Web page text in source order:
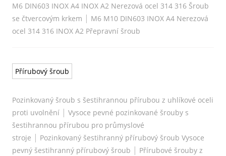
M6 DIN603 INOX A4 INOX A2 Nerezová ocel 314 316 Šroub
se čtvercovým krkem | M6 M10 DIN603 INOX A4 Nerezová
ocel 314 316 INOX A2 Přepravní šroub
Přírubový šroub
Pozinkovaný šroub s šestihrannou přírubou z uhlíkové oceli
proti uvolnění| Vysoce pevné pozinkované šrouby s
šestihrannou přírubou pro průmyslové
stroje | Pozinkovaný šestihranný přírubový šroub Vysoce
pevný šestihranný přírubový šroub | Přírubové šrouby z